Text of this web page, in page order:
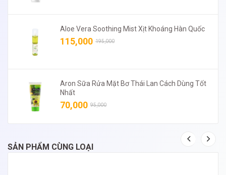
Aloe Vera Soothing Mist Xịt Khoáng Hàn Quốc
115,000 195,000
Aron Sữa Rửa Mặt Bơ Thái Lan Cách Dùng Tốt
Nhất
70,000 95,000
SẢN PHẨM CÙNG LOẠI